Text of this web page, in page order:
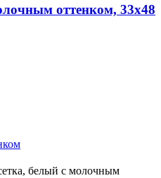
оттенком, 33х48
белый с молочным